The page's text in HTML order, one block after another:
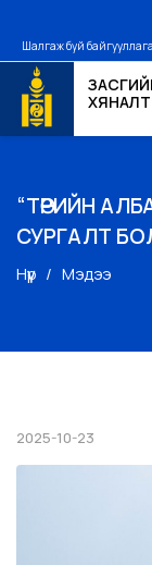
Шалгаж буй байгууллага
ХЯНАЛТ
“ТӨРИЙН
СУРГАЛТ
Нүүр Мэдээ
2025-10-23